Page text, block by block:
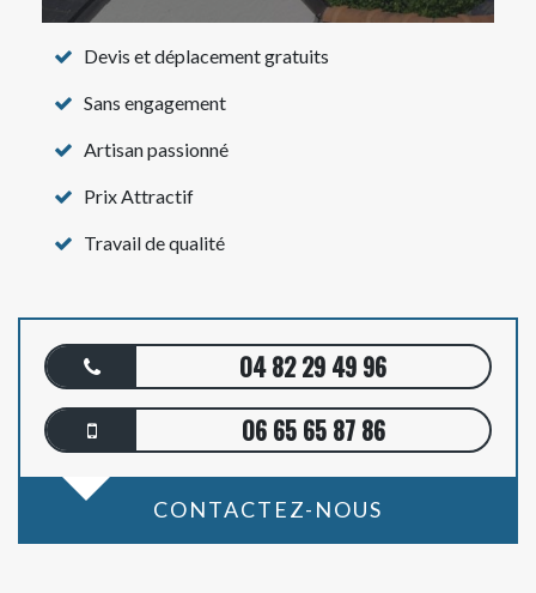
Devis et déplacement gratuits
Sans engagement
Artisan passionné
Prix Attractif
Travail de qualité
04 82 29 49 96
06 65 65 87 86
CONTACTEZ-NOUS